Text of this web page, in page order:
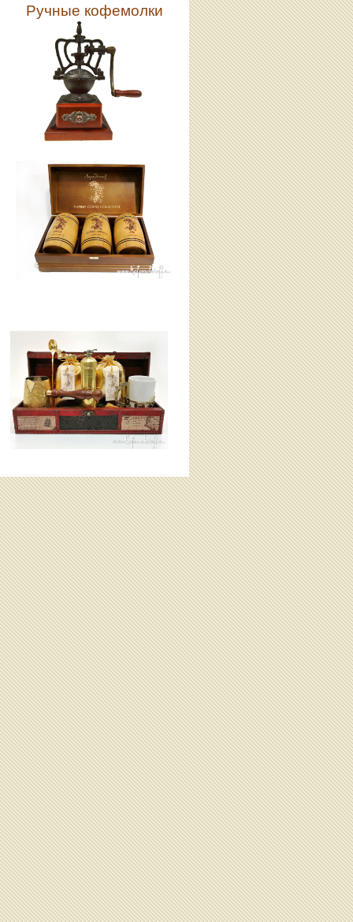
Ручные кофемолки